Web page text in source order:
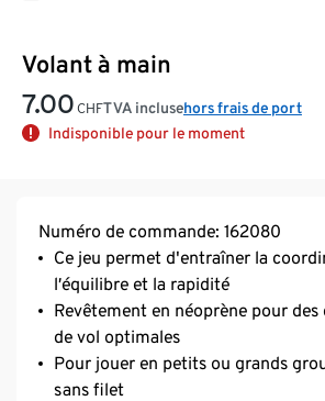
Volant à main
7.00 CHFTVA inclusehors frais de port
Indisponible pour le moment
Numéro de commande: 162080
Ce jeu permet d'entraîner la
l’équilibre et la rapidité
Revêtement en néoprène pour
de vol optimales
Pour jouer en petits ou grands
sans filet